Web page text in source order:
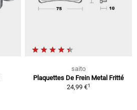
saito
Plaquettes De Frein Metal Fritté
24,99 €1